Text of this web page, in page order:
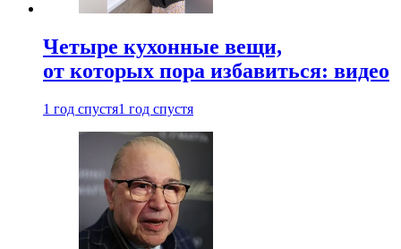
Четыре кухонные вещи,
от которых пора избавиться: видео
1 год спустя1 год спустя